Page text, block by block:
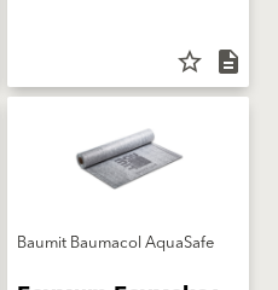
star_border description
Baumit Baumacol AquaSafe